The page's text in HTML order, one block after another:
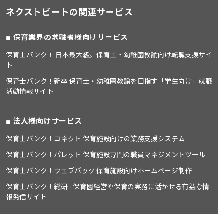
ネクストビートの関連サービス
保育業界の求職者様向けサービス
保育士バンク！ 日本最大級。保育士・幼稚園教諭向け転職支援サイ
ト
保育士バンク！新卒 保育士・幼稚園教諭を目指す「学生向け」就職
活動情報サイト
法人様向けサービス
保育士バンク！コネクト 保育施設向けの業務支援システム
保育士バンク！パレット 保育施設専門の職員マネジメントツール
保育士バンク！ウェブパック 保育施設向けホームページ制作
保育士バンク！総研 - 保育園経営や保育の実務に活かせる有益な情
報発信サイト